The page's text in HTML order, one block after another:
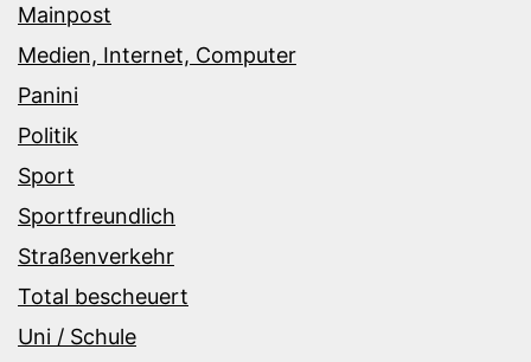
Mainpost
Medien, Internet, Computer
Panini
Politik
Sport
Sportfreundlich
Straßenverkehr
Total bescheuert
Uni / Schule